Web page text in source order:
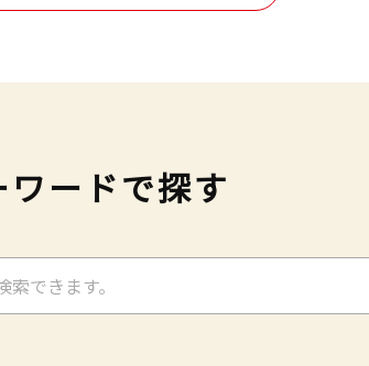
ワードで探す